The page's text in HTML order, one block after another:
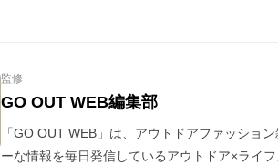
監修
GO OUT WEB編集部
「GO OUT WEB」は、アウトドアファッショ
ーな情報を毎日発信しているアウトドア×ライ